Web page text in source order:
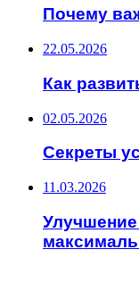
Почему
22.05.2026
Как
02.05.2026
Секреты
11.03.2026